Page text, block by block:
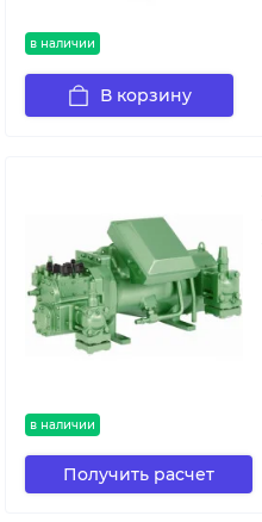
в наличии
В корзину
в наличии
Получить расчет